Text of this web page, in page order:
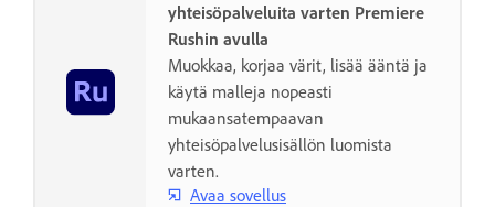
yhteisöpalveluita varten Premiere
Rushin avulla
Muokkaa, korjaa värit, lisää ääntä ja
käytä malleja nopeasti
mukaansatempaavan
yhteisöpalvelusisällön luomista
varten.
Avaa sovellus